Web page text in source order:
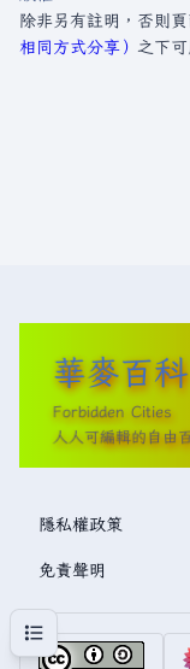
目次
除非另有註明，否則
相同方式分享） 之下可
華麥百科
Forbidden Cities
人人可編輯的自由
隱私權政策
免責聲明